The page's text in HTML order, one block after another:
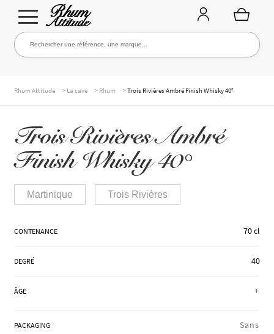
Aller
à
Aller
au
Rechercher une référence, une marque...
Rechercher
NOS RHUMS
WHISKIES & +
MARQUES
Rhum Attitude > La cave > Rhum >Trois Rivières Ambré Finish Whisky 40°
Trois Rivières Ambré
Finish Whisky 40°
Martinique Trois Rivières
CONTENANCE 70 cl
DEGRÉ 40
ÂGE +
PACKAGING Sans